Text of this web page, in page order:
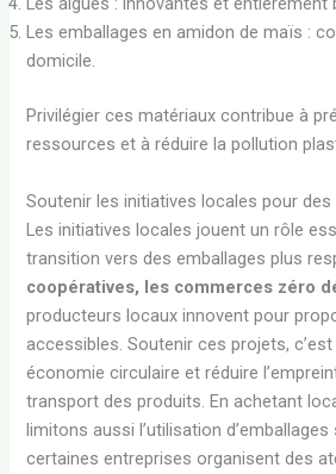
Les emballages en amidon de maïs :
domicile.
Privilégier ces matériaux contribue à
ressources et à réduire la pollution
Soutenir les initiatives locales pour
Les initiatives locales jouent un rôle
transition vers des emballages plus
coopératives, les commerces zéro
producteurs locaux innovent pour
accessibles. Soutenir ces projets,
économie circulaire et réduire
transport des produits. En achetant
limitons aussi l’utilisation d’emballages
certaines entreprises organisent des